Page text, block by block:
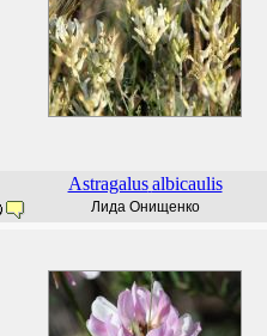
Astragalus albicaulis
Лида Онищенко